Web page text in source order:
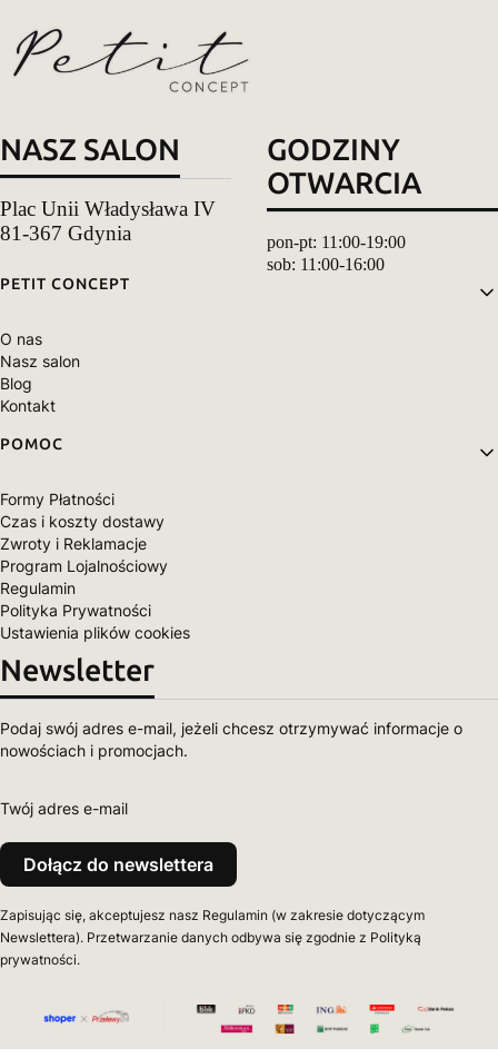
NASZ SALON
Plac Unii Władysława IV
81-367 Gdynia
GODZINY
OTWARCIA
pon-pt: 11:00-19:00
sob: 11:00-16:00
Linki w stopce
PETIT CONCEPT
O nas
Nasz salon
Blog
Kontakt
POMOC
Formy Płatności
Czas i koszty dostawy
Zwroty i Reklamacje
Program Lojalnościowy
Regulamin
Polityka Prywatności
Ustawienia plików cookies
Newsletter
Podaj swój adres e-mail, jeżeli chcesz otrzymywać informacje o
nowościach i promocjach.
Twój adres e-mail
Dołącz do newslettera
Zapisując się, akceptujesz nasz Regulamin (w zakresie dotyczącym
Newslettera). Przetwarzanie danych odbywa się zgodnie z Polityką
prywatności.